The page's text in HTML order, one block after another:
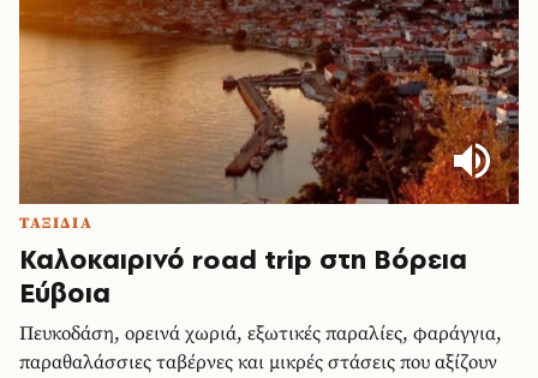
ΤΑΞΙΔΙΑ
Καλοκαιρινό road trip στη Βόρεια
Εύβοια
Πευκοδάση, ορεινά χωριά, εξωτικές παραλίες, φαράγγια,
παραθαλάσσιες ταβέρνες και μικρές στάσεις που αξίζουν